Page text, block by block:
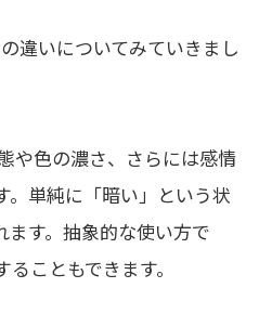
違いについてみていきまし
や色の濃さ、さらには感情
。単純に「暗い」という状
ます。抽象的な使い方で
こともできます。